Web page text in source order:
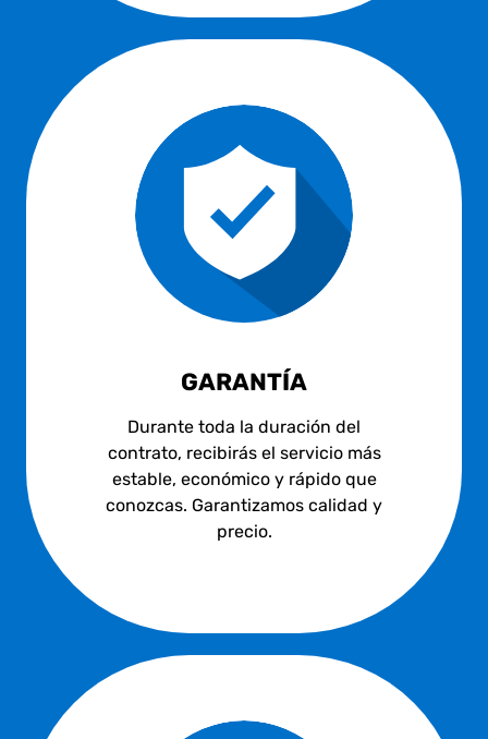
GARANTÍA
Durante toda la duración del
contrato, recibirás el servicio más
estable, económico y rápido que
conozcas. Garantizamos calidad y
precio.